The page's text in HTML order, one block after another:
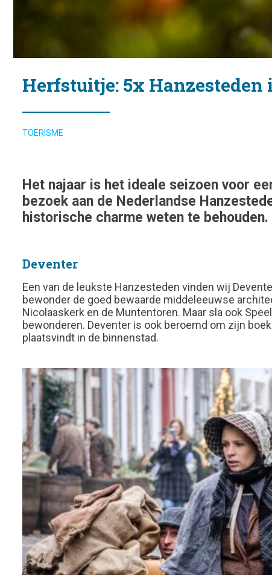
Herfstuitje: 5x Hanzesteden
TOERISME
Het najaar is het ideale seizoen voor
bezoek aan de Nederlandse
historische charme weten te
Deventer
Een van de leukste Hanzesteden vinden wij
bewonder de goed bewaarde middeleeuwse
Nicolaaskerk en de Muntentoren. Maar sla ook
bewonderen. Deventer is ook beroemd om zijn
plaatsvindt in de binnenstad.